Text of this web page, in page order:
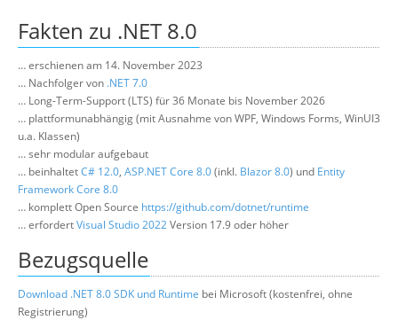
Über uns
Fakten zu .NET 8.0
… erschienen am 14. November 2023
… Nachfolger von .NET 7.0
… Long-Term-Support (LTS) für 36 Monate bis November 2026
… plattformunabhängig (mit Ausnahme von WPF, Windows Forms, WinUI3
u.a. Klassen)
… sehr modular aufgebaut
… beinhaltetC# 12.0, ASP.NET Core 8.0(inkl. Blazor 8.0) und Entity
Framework Core 8.0
… komplett Open Source https://github.com/dotnet/runtime
… erfordertVisual Studio 2022Version 17.9 oder höher
Bezugsquelle
Download .NET 8.0 SDK und Runtime bei Microsoft (kostenfrei, ohne
Registrierung)